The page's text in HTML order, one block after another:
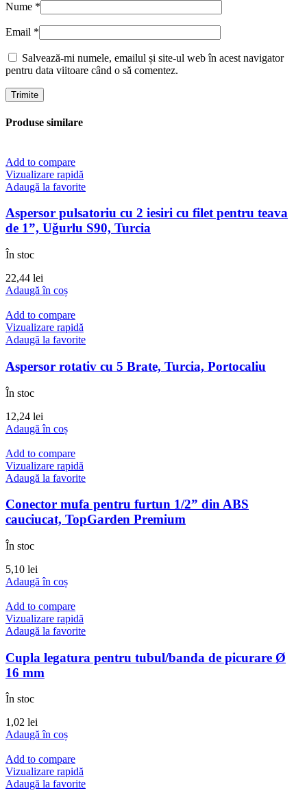
Nume *
Email *
Salvează-mi numele, emailul și site-ul web în acest navigator
pentru data viitoare când o să comentez.
Produse similare
Add to compare
Vizualizare rapidă
Adaugă la favorite
Aspersor pulsatoriu cu 2 iesiri cu filet pentru teava
de 1”, Uğurlu S90, Turcia
În stoc
22,44 lei
Adaugă în coș
Add to compare
Vizualizare rapidă
Adaugă la favorite
Aspersor rotativ cu 5 Brate, Turcia, Portocaliu
În stoc
12,24 lei
Adaugă în coș
Add to compare
Vizualizare rapidă
Adaugă la favorite
Conector mufa pentru furtun 1/2” din ABS
cauciucat, TopGarden Premium
În stoc
5,10 lei
Adaugă în coș
Add to compare
Vizualizare rapidă
Adaugă la favorite
Cupla legatura pentru tubul/banda de picurare Ø
16 mm
În stoc
1,02 lei
Adaugă în coș
Add to compare
Vizualizare rapidă
Adaugă la favorite